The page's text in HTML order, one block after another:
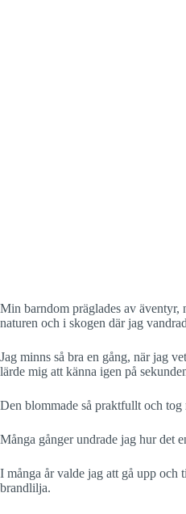
Min barndom präglades av
naturen och i skogen där jag
Jag minns så bra en gång, när jag
lärde mig att känna igen på
Den blommade så praktfullt och tog
Många gånger undrade jag hur det
I många år valde jag att gå upp och
brandlilja.